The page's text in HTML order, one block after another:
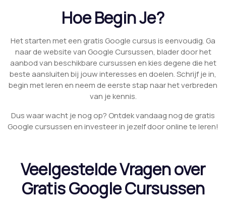
Hoe Begin Je?
Het starten met een gratis Google cursus is eenvoudig. Ga
naar de website van Google Cursussen, blader door het
aanbod van beschikbare cursussen en kies degene die het
beste aansluiten bij jouw interesses en doelen. Schrijf je in,
begin met leren en neem de eerste stap naar het verbreden
van je kennis.
Dus waar wacht je nog op? Ontdek vandaag nog de gratis
Google cursussen en investeer in jezelf door online te leren!
Veelgestelde Vragen over
Gratis Google Cursussen